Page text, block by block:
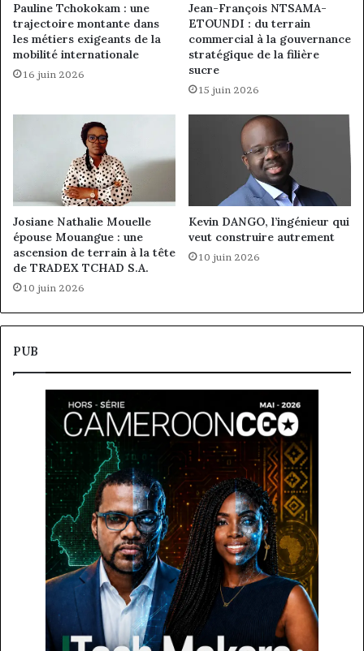
Pauline Tchokokam : une
trajectoire montante dans
les métiers exigeants de la
mobilité internationale
16 juin 2026
Jean-François NTSAMA-
ETOUNDI : du terrain
commercial à la gouvernance
stratégique de la filière
sucre
15 juin 2026
Josiane Nathalie Mouelle
épouse Mouangue : une
ascension de terrain à la tête
de TRADEX TCHAD S.A.
10 juin 2026
Kevin DANGO, l’ingénieur qui
veut construire autrement
10 juin 2026
PUB